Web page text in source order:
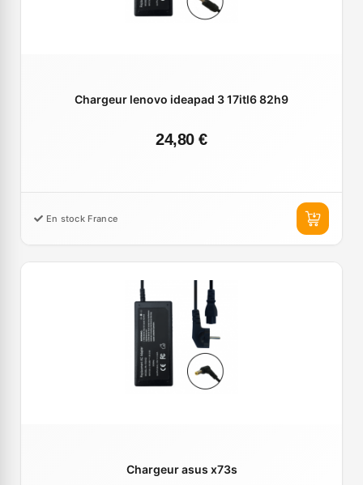
Chargeur lenovo ideapad 3 17itl6 82h9
24,80 €
En stock France
Chargeur asus x73s